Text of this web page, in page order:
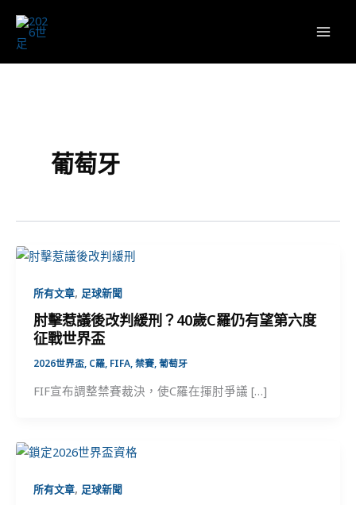
要
葡萄牙
所有文章, 足球新聞
肘擊惹議後改判緩刑？40歲C羅仍有望第六度
征戰世界盃
2026世界盃, C羅, FIFA, 禁賽, 葡萄牙
FIF宣布調整禁賽裁決，使C羅在揮肘爭議 […]
所有文章, 足球新聞